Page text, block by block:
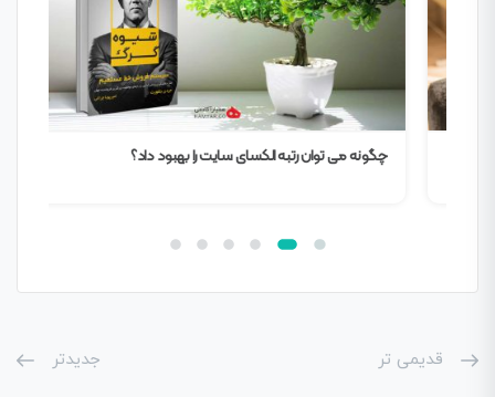
چگونه می توان رتبه الکسای سایت را بهبود داد؟
قدیمی تر جدیدتر